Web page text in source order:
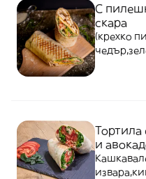
С
скара
(крехко
Тортила
и